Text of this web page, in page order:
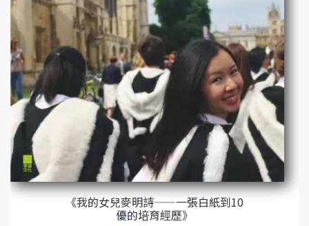
《我的女兒麥明詩——一張白紙到10
優的培育經歷》